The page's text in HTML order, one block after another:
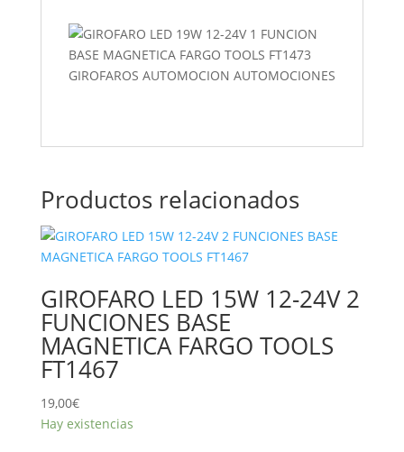
Productos relacionados
GIROFARO LED 15W 12-24V 2
FUNCIONES BASE
MAGNETICA FARGO TOOLS
FT1467
19,00€
Hay existencias